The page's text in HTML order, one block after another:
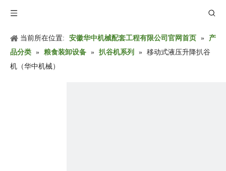
当前所在位置: 安徽华中机械配套工程有限公司官网首页 »
产
品分类 » 粮食装卸设备 » 扒谷机系列 » 移动式液压升降扒谷
机（华中机械）